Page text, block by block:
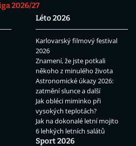
2026/27
Léto 2026
Karlovarský filmový festival
2026
Znamení, že jste potkali
někoho z minulého života
Astronomické úkazy 2026:
zatmění slunce a další
Jak obléci miminko při
vysokých teplotách?
Jak na dokonalé letní mojito
6 lehkých letních salátů
Sport 2026